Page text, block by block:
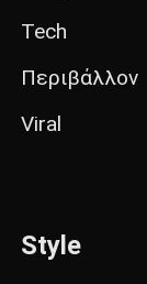
Tech
Περιβάλλον
Viral
Style